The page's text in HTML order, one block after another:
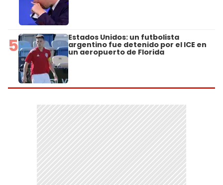
5 Estados Unidos: un futbolista
argentino fue detenido por el ICE en
un aeropuerto de Florida